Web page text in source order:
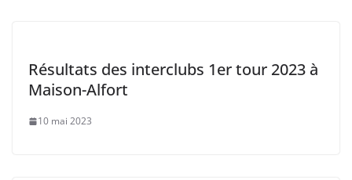
Résultats des interclubs 1er tour 2023 à
Maison-Alfort
10 mai 2023